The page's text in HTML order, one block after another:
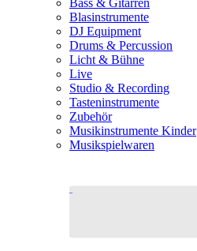
Bass & Gitarren
Blasinstrumente
DJ Equipment
Drums & Percussion
Licht & Bühne
Live
Studio & Recording
Tasteninstrumente
Zubehör
Musikinstrumente Kinder
Musikspielwaren